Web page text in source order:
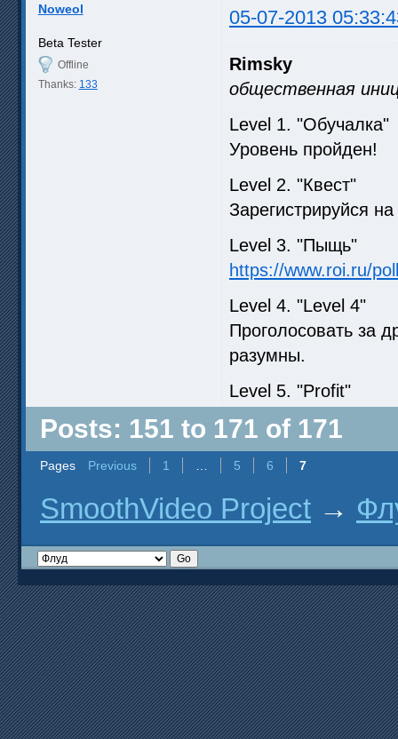
Noweol 05-07-2013
Beta Tester
Offline
Thanks: 133
Rimsky
общественная
Level 1. "Обучалка"
Уровень пройден!
Level 2. "Квест"
Зарегистрируйся
Level 3. "Пыщь"
https://www.roi.ru/
Level 4. "Level 4"
Проголосовать за
разумны.
Level 5. "Profit"
Posts: 151 to 171 of 171
Pages Previous 1 5 6 7
SmoothVideo Project →